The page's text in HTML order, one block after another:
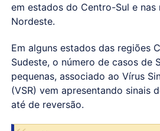
em estados do Centro-Sul e
Nordeste.
Em alguns estados das regiões
Sudeste, o número de casos de
pequenas, associado ao Vírus
(VSR) vem apresentando sinais
até de reversão.